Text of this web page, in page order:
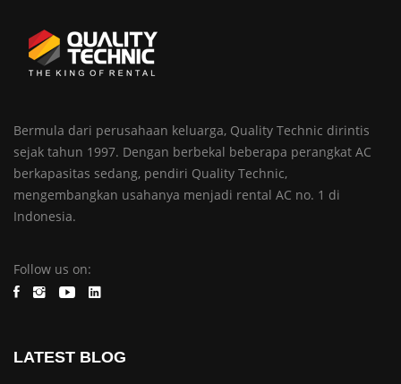
Bermula dari perusahaan keluarga, Quality Technic dirintis
sejak tahun 1997. Dengan berbekal beberapa perangkat AC
berkapasitas sedang, pendiri Quality Technic,
mengembangkan usahanya menjadi rental AC no. 1 di
Indonesia.
Follow us on:
LATEST BLOG